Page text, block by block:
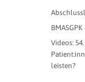
Videos:
leisten?